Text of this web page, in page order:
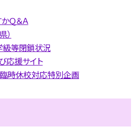
Ｑ＆Ａ
）
級等閉鎖状況
援サイト
時休校対応特別企画